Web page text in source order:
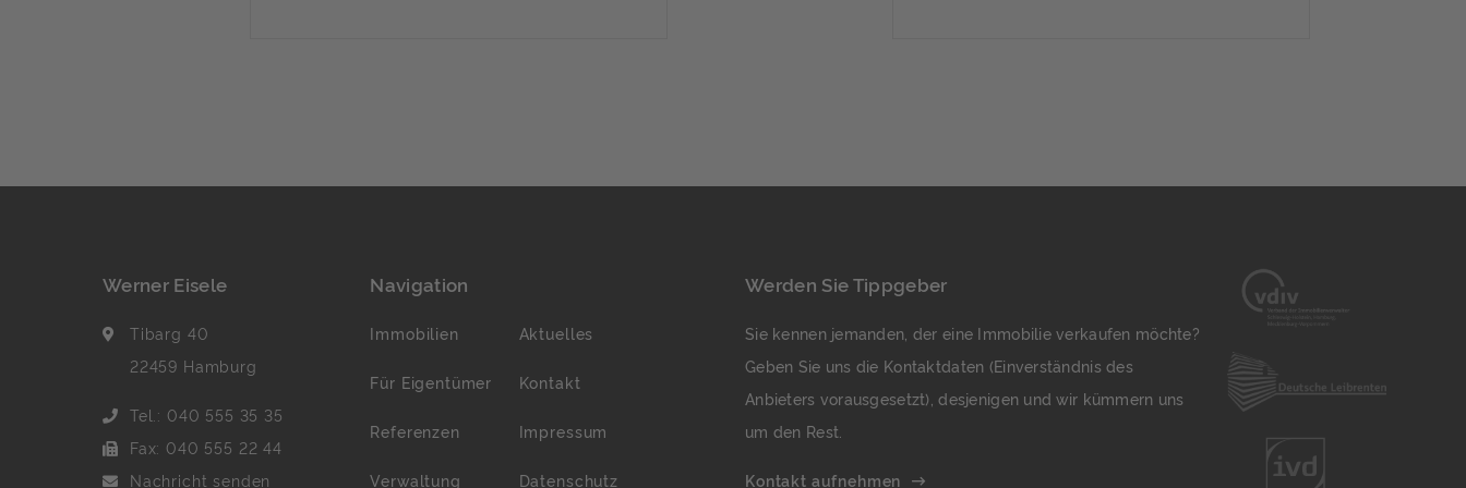
Werner Eisele
Tibarg 40
22459 Hamburg
Tel.: 040 555 35 35
Fax: 040 555 22 44
Nachricht senden
Navigation
Immobilien Aktuelles
Für Eigentümer Kontakt
Referenzen Impressum
Verwaltung Datenschutz
Werden Sie Tippgeber
Sie kennen jemanden, der eine Immobilie verkaufen möchte?
Geben Sie uns die Kontaktdaten (Einverständnis des
Anbieters vorausgesetzt), desjenigen und wir kümmern uns
um den Rest.
Kontakt aufnehmen